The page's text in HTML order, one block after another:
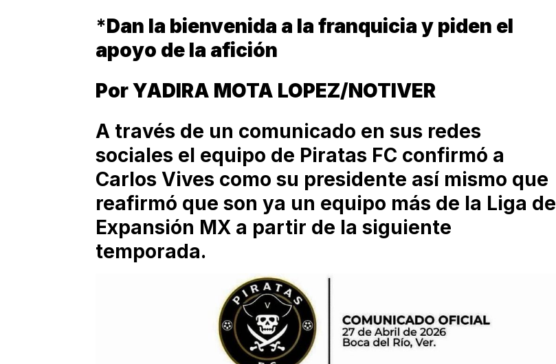
*Dan la bienvenida a la franquicia y piden el
apoyo de la afición
Por YADIRA MOTA LOPEZ/NOTIVER
A través de un comunicado en sus redes
sociales el equipo de Piratas FC confirmó a
Carlos Vives como su presidente así mismo que
reafirmó que son ya un equipo más de la Liga de
Expansión MX a partir de la siguiente
temporada.